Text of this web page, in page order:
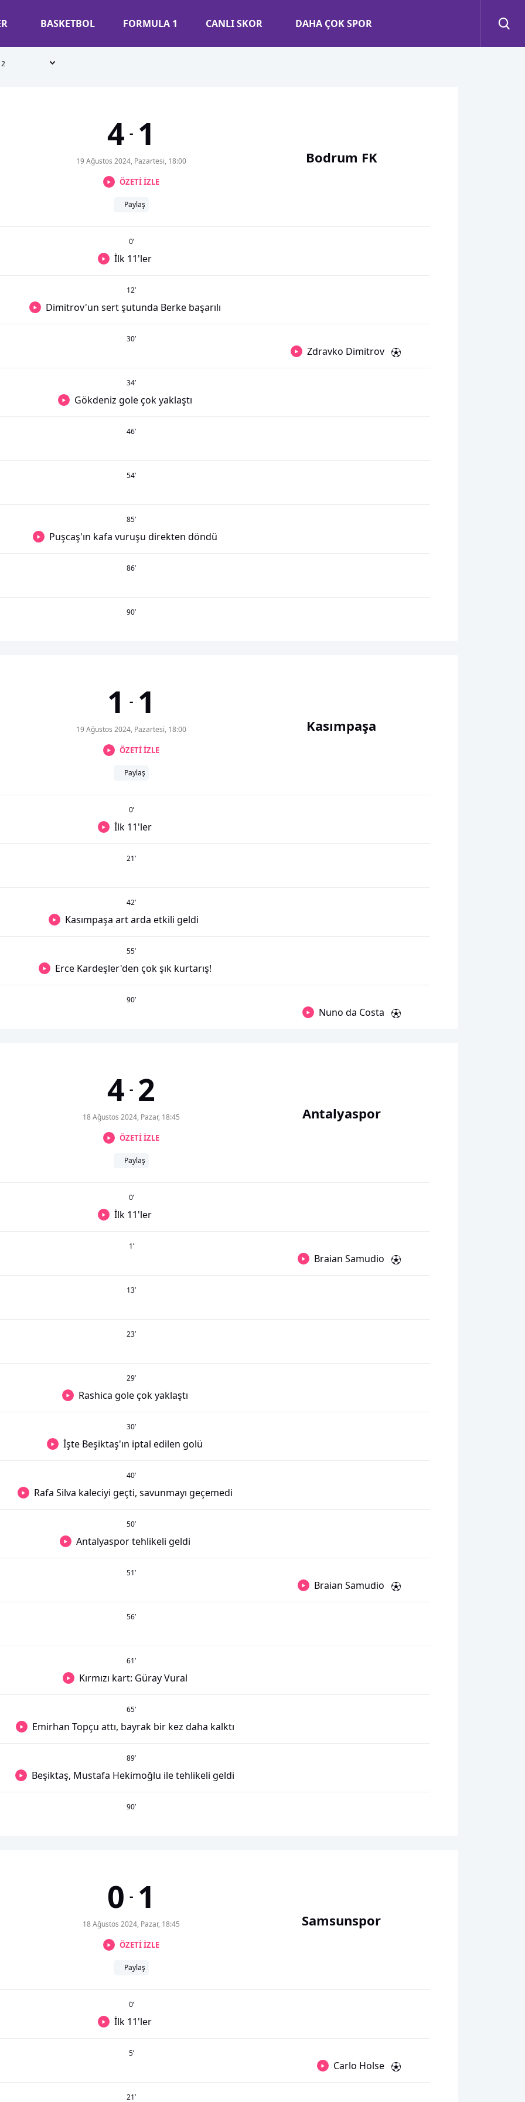
BASKETBOL FORMULA 1 CANLI SKOR DAHA ÇOK SPOR
2
4 - 1
19 Ağustos 2024, Pazartesi, 18:00
ÖZETİ İZLE
Paylaş
Bodrum FK
0’
İlk 11'ler
12’
Dimitrov'un sert şutunda Berke başarılı
30’
Zdravko Dimitrov
34’
Gökdeniz gole çok yaklaştı
46’
54’
85’
Puşcaş'ın kafa vuruşu direkten döndü
86’
90’
1 - 1
19 Ağustos 2024, Pazartesi, 18:00
ÖZETİ İZLE
Paylaş
Kasımpaşa
0’
İlk 11'ler
21’
42’
Kasımpaşa art arda etkili geldi
55’
Erce Kardeşler'den çok şık kurtarış!
90’
Nuno da Costa
4 - 2
18 Ağustos 2024, Pazar, 18:45
ÖZETİ İZLE
Paylaş
Antalyaspor
0’
İlk 11'ler
1’
Braian Samudio
13’
23’
29’
Rashica gole çok yaklaştı
30’
İşte Beşiktaş'ın iptal edilen golü
40’
Rafa Silva kaleciyi geçti, savunmayı geçemedi
50’
Antalyaspor tehlikeli geldi
51’
Braian Samudio
56’
61’
Kırmızı kart: Güray Vural
65’
Emirhan Topçu attı, bayrak bir kez daha kalktı
89’
Beşiktaş, Mustafa Hekimoğlu ile tehlikeli geldi
90’
0 - 1
18 Ağustos 2024, Pazar, 18:45
ÖZETİ İZLE
Paylaş
Samsunspor
0’
İlk 11'ler
5’
Carlo Holse
21’